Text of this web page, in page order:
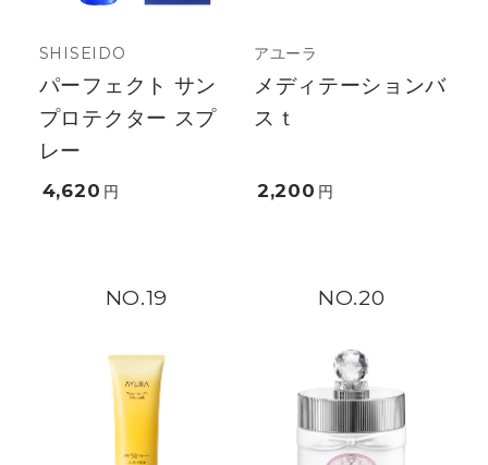
SHISEIDO
パーフェクト サン
プロテクター スプ
レー
4,620 円
アユーラ
メディテーションバ
スｔ
2,200 円
19 20